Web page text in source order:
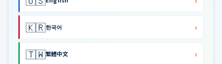
🇰🇷한국어 ›
🇹🇼繁體中文 ›